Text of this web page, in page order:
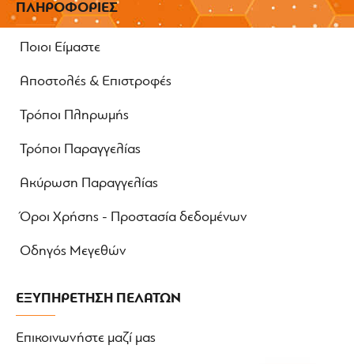
ΠΛΗΡΟΦΟΡΙΕΣ
Ποιοι Είμαστε
Αποστολές & Επιστροφές
Τρόποι Πληρωμής
Τρόποι Παραγγελίας
Ακύρωση Παραγγελίας
Όροι Χρήσης - Προστασία δεδομένων
Οδηγός Μεγεθών
ΕΞΥΠΗΡΕΤΗΣΗ ΠΕΛΑΤΩΝ
Επικοινωνήστε μαζί μας